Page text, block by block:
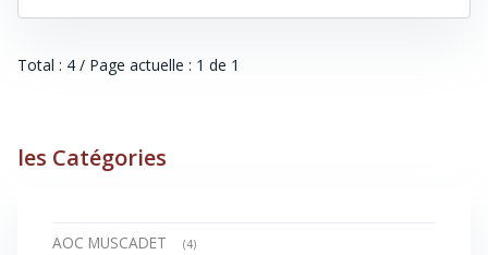
Total : 4 / Page actuelle : 1 de 1
les Catégories
AOC MUSCADET (4)